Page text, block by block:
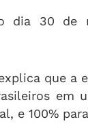
dia 30 de
que a
em
e 100%